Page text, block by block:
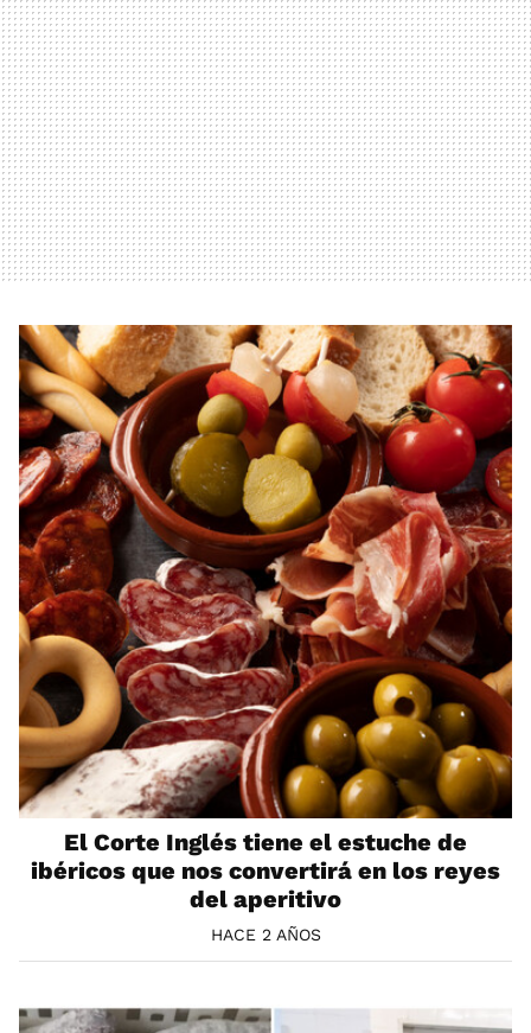
El Corte Inglés tiene el estuche de
ibéricos que nos convertirá en los reyes
del aperitivo
HACE 2 AÑOS